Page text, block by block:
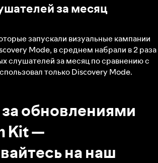
за месяц
запускали визуальные кампании
Mode, в среднем набрали в 2 раза
слушателей за месяц по сравнению с
только Discovery Mode.
обновлениями
Kit —
на наш